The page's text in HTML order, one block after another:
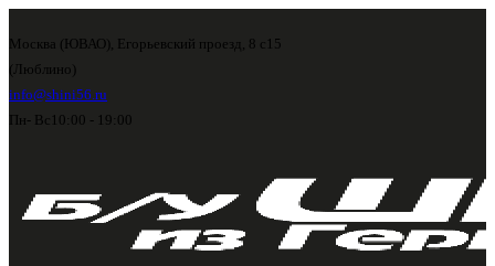
Москва (ЮВАО), Егорьевский проезд, 8 с15
(Люблино)
info@shini56.ru
Пн- Вс 10:00 - 19:00